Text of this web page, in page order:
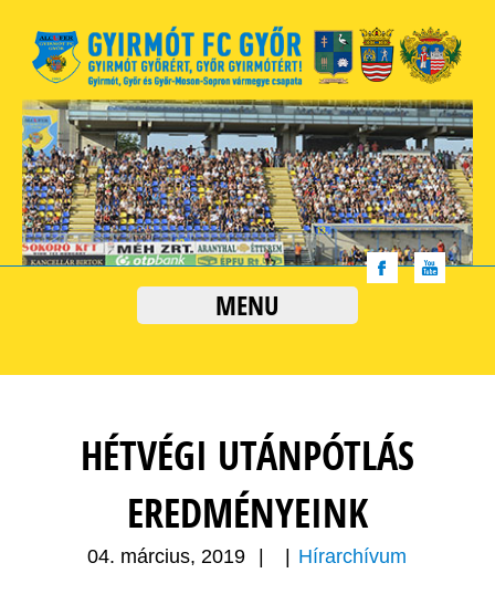
MENU
HÉTVÉGI UTÁNPÓTLÁS
EREDMÉNYEINK
04. március, 2019 Hírarchívum